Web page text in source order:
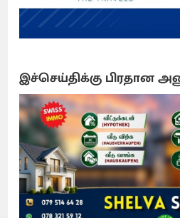
இச்செய்திக்கு பிரதான